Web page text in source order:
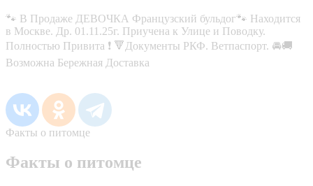
🐾 В Продаже ДЕВОЧКА Французский бульдог🐾 Находится
в Москве. Др. 01.11.25г. Приучена к Улице и Поводку.
Полностью Привита ❗ 🔻Документы РКФ. Ветпаспорт. 🚘🚚
Возможна Бережная Доставка
Факты о питомце
Факты о питомце